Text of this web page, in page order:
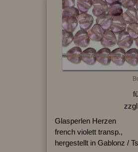
Glasperlen Herzen
french violett transp.,
hergestellt in Gablonz /